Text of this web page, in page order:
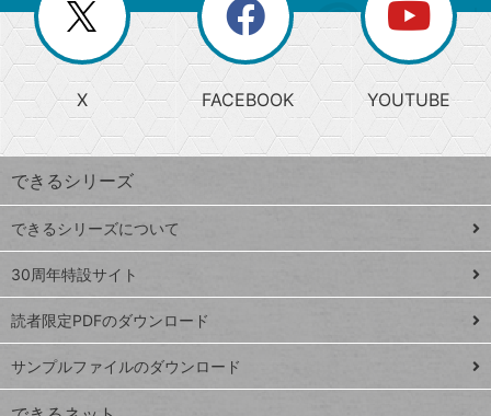
じ
る
search
検
索
上
昇
ワ
ー
ド
Google
スプレ
ッドシ
ート
iPhone
VLOOKUP
閉
じ
る
ー
か
ら
探
す
ト
ッ
プ
ペ
ジ
X FACEBOOK YOUTUBE
できるシリーズ
できるシリーズについて
30周年特設サイト
読者限定PDFのダウンロード
サンプルファイルのダウンロード